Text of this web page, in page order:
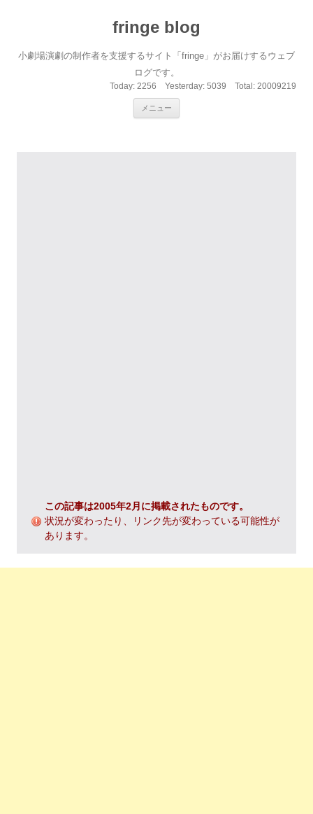
fringe blog
小劇場演劇の制作者を支援するサイト「fringe」がお届けするウェブ
ログです。
Today: 2256 Yesterday: 5039 Total: 20009219
メニュー
この記事は2005年2月に掲載されたものです。
状況が変わったり、リンク先が変わっている可能性が
あります。